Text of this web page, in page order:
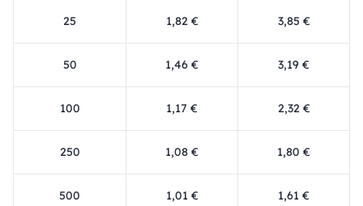
25 1,82 € 3,85 €
50 1,46 € 3,19 €
100 1,17 € 2,32 €
250 1,08 € 1,80 €
500 1,01 € 1,61 €